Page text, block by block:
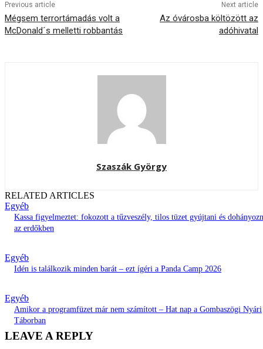
Previous article
Mégsem terrortámadás volt a
McDonald´s melletti robbantás
Next article
Az óvárosba költözött az
adóhivatal
Szaszák György
RELATED ARTICLES
Egyéb
Kassa figyelmeztet: fokozott a tűzveszély, tilos tüzet gyújtani és
az erdőkben
Egyéb
Idén is találkozik minden barát – ezt ígéri a Panda Camp 2026
Egyéb
Amikor a programfüzet már nem számított – Hat nap a Gombaszögi Nyári
Táborban
LEAVE A REPLY